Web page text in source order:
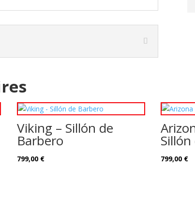
Viking – Sillón de
Barbero
799,00 € 799,00 €